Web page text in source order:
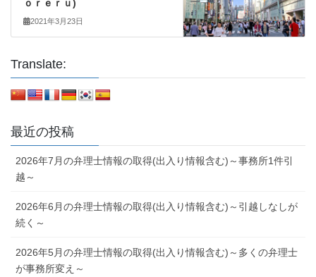
ｏｒｅｒｕ)
2021年3月23日
Translate:
最近の投稿
2026年7月の弁理士情報の取得(出入り情報含む)～事務所1件引
越～
2026年6月の弁理士情報の取得(出入り情報含む)～引越しなしが
続く～
2026年5月の弁理士情報の取得(出入り情報含む)～多くの弁理士
が事務所変え～